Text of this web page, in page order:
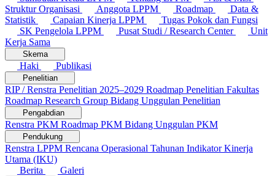
Struktur Organisasi
Anggota LPPM Roadmap
Data &
Statistik
Capaian Kinerja LPPM
Tugas Pokok dan Fungsi
SK Pengelola LPPM
Pusat Studi / Research Center
Unit
Kerja Sama
Skema
Haki Publikasi
Penelitian
RIP / Renstra Penelitian 2025–2029 Roadmap Penelitian Fakultas
Roadmap Research Group Bidang Unggulan Penelitian
Pengabdian
Renstra PKM Roadmap PKM Bidang Unggulan PKM
Pendukung
Renstra LPPM Rencana Operasional Tahunan Indikator Kinerja
Utama (IKU)
Berita
Galeri